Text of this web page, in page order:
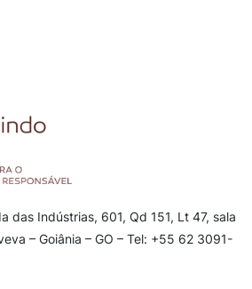
das Indústrias, 601, Qd 151, Lt 47, sala
– Goiânia – GO – Tel: +55 62 3091-